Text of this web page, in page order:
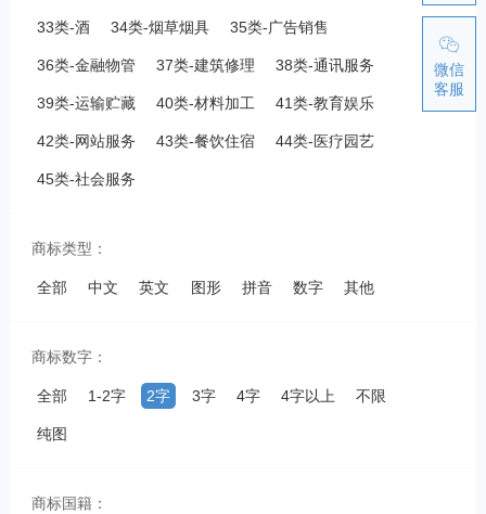
33类-酒 34类-烟草烟具 35类-广告销售
36类-金融物管 37类-建筑修理 38类-通讯服务
39类-运输贮藏 40类-材料加工 41类-教育娱乐
42类-网站服务 43类-餐饮住宿 44类-医疗园艺
45类-社会服务
商标类型：
全部 中文 英文 图形 拼音 数字 其他
商标数字：
全部 1-2字 2字 3字 4字 4字以上 不限
纯图
商标国籍：
微信
客服